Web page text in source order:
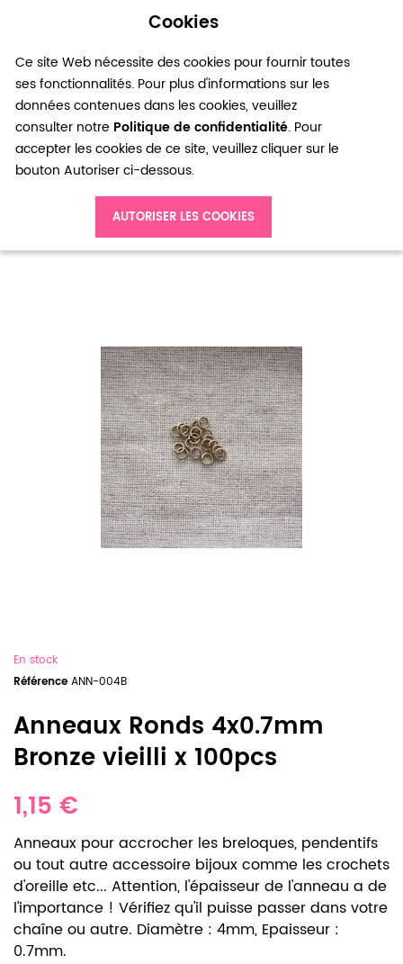
Cookies
Ce site Web nécessite des cookies pour fournir toutes
ses fonctionnalités. Pour plus d'informations sur les
données contenues dans les cookies, veuillez
consulter notre Politique de confidentialité. Pour
accepter les cookies de ce site, veuillez cliquer sur le
bouton Autoriser ci-dessous.
AUTORISER LES COOKIES
0
Anneaux Ronds 4x0.7mm Bronze vieilli x 100pcs
En stock
Référence ANN-004B
Anneaux Ronds 4x0.7mm
Bronze vieilli x 100pcs
1,15 €
Anneaux pour accrocher les breloques, pendentifs
ou tout autre accessoire bijoux comme les crochets
d'oreille etc... Attention, l'épaisseur de l'anneau a de
l'importance ! Vérifiez qu'il puisse passer dans votre
chaîne ou autre. Diamètre : 4mm, Epaisseur :
0.7mm.